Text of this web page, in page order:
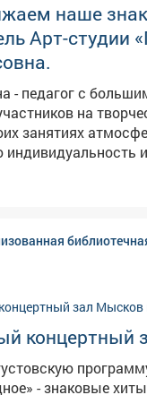
наше
Арт-студии
- педагог с
на
занятиях
и
техникам
потенциал. На
большой
концертный
- знаковые